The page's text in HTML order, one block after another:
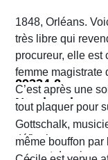
29334-2
Nombre de
1848, Orléans.
très libre qui
procureur, elle est
femme magistrate
très machiste, elle
judiciaire
aux conventions
défier les normes
prenant des
C’est après une
tout plaquer pour
Gottschalk,
même bouffon